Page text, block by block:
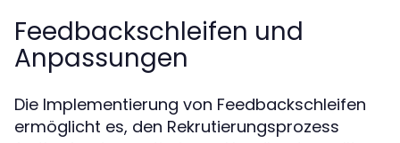
Feedbackschleifen und
Anpassungen
Die Implementierung von Feedbackschleifen
ermöglicht es, den Rekrutierungsprozess